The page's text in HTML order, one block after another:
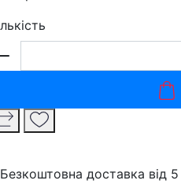
Безкоштовна доставка від